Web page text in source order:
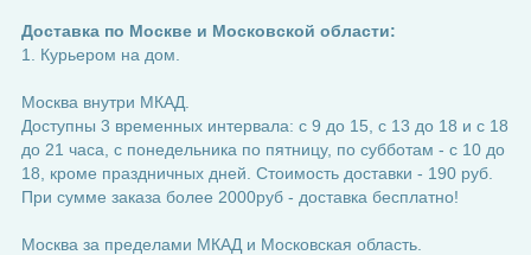
Доставка по Москве и Московской области:
1. Курьером на дом.
Москва внутри МКАД.
Доступны 3 временных интервала: с 9 до 15, с 13 до 18 и с 18
до 21 часа, с понедельника по пятницу, по субботам - с 10 до
18, кроме праздничных дней. Стоимость доставки - 190 руб.
При сумме заказа более 2000руб - доставка бесплатно!
Москва за пределами МКАД и Московская область.